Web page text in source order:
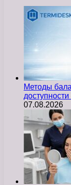
Методы
07.08.2026